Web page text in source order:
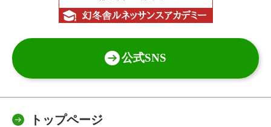
公式SNS
トップページ